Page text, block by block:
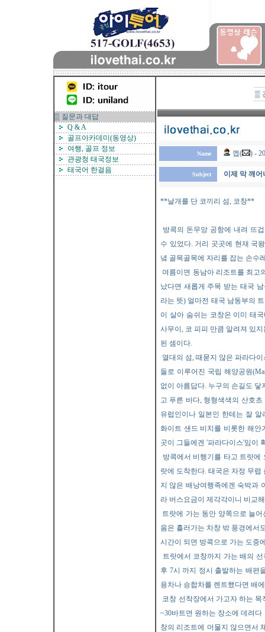
▒ 질문과 대답
Q & A
골프아카데미(동영상)
여행, 골프 정보
관광청 태국정보
태국어 한걸음
▒
Name 껩( ) -
Subject 이제 막 깨
**날개를 단 코끼리 섬, 코창**
방콕의 돈무앙 공항에 내려 뜨
수 있었다. 거리 곳곳에 현재 국
녘 골목골목에 자리를 잡는 손수
여름이면 동남아 리조트를 최고
났다면 새롭게 주목 받는 태국
라는 뜻) 얼마전 태국 남동부의
이 살아 숨쉬는 코창은 이미 태
사무이, 코 피피 만큼 알려져 있
된 셈이다.
열대의 섬, 때묻지 않은 파라다
들로 이루어진 국립 해양공원
없이 아름답다. 누구의 손길도
고 푸른 바다, 형형색색의 산호
유럽인이나 일본인 한테는 잘
화이트 샌드 비치를 비롯한 해안
곳이 그들에겐 '파라다이스'임이
방콕에서 비행기를 타고 트랏에
랏에 도착한다. 태국은 자정 무
지 않은 배낭여행족에겐 숙박과
라 버스요금이 제각각이니 비교
트랏에 가는 동안 양쪽으로 늘
움은 흘러가는 차창 밖 풍경에서
시간이 되면 방콕으로 가는 도중
트랏에서 코창까지 가는 배의
후 7시 까지 정시 출발하는 배편
용차나 승합차를 렌트했다면 배
코창 선착장에서 가고자 하는
~30바트면 원하는 장소에 데려
창의 리조트에 머물지 않으면서